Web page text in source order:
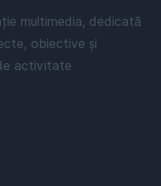
multimedia, dedicată
obiective și
activitate